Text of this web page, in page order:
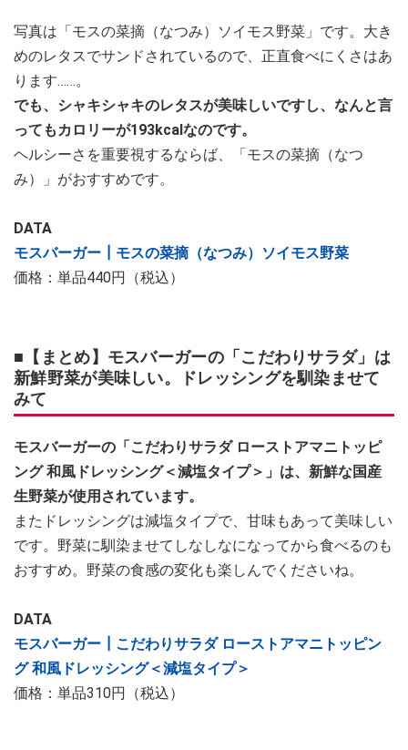
写真は「モスの菜摘（なつみ）ソイモス野菜」です。大き
めのレタスでサンドされているので、正直食べにくさはあ
ります……。
でも、シャキシャキのレタスが美味しいですし、なんと言
ってもカロリーが193kcalなのです。
ヘルシーさを重要視するならば、「モスの菜摘（なつ
み）」がおすすめです。
DATA
モスバーガー┃モスの菜摘（なつみ）ソイモス野菜
価格：単品440円（税込）
■【まとめ】モスバーガーの「こだわりサラダ」は
新鮮野菜が美味しい。ドレッシングを馴染ませて
みて
モスバーガーの「こだわりサラダ ローストアマニトッピ
ング 和風ドレッシング＜減塩タイプ＞」は、新鮮な国産
生野菜が使用されています。
またドレッシングは減塩タイプで、甘味もあって美味しい
です。野菜に馴染ませてしなしなになってから食べるのも
おすすめ。野菜の食感の変化も楽しんでくださいね。
DATA
モスバーガー┃こだわりサラダ ローストアマニトッピン
グ 和風ドレッシング＜減塩タイプ＞
価格：単品310円（税込）